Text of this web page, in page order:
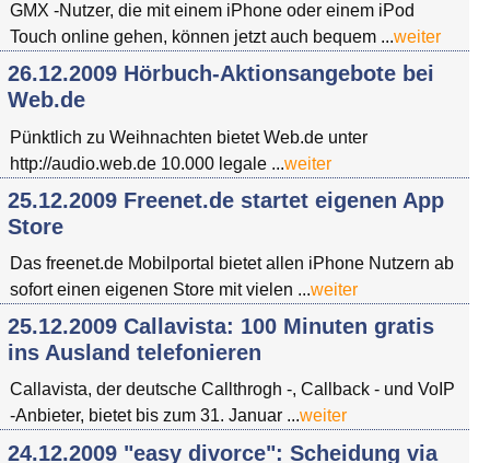
GMX -Nutzer, die mit einem iPhone oder einem iPod
Touch online gehen, können jetzt auch bequem ...weiter
26.12.2009 Hörbuch-Aktionsangebote bei
Web.de
Pünktlich zu Weihnachten bietet Web.de unter
http://audio.web.de 10.000 legale ...weiter
25.12.2009 Freenet.de startet eigenen App
Store
Das freenet.de Mobilportal bietet allen iPhone Nutzern ab
sofort einen eigenen Store mit vielen ...weiter
25.12.2009 Callavista: 100 Minuten gratis
ins Ausland telefonieren
Callavista, der deutsche Callthrogh -, Callback - und VoIP
-Anbieter, bietet bis zum 31. Januar ...weiter
24.12.2009 "easy divorce": Scheidung via